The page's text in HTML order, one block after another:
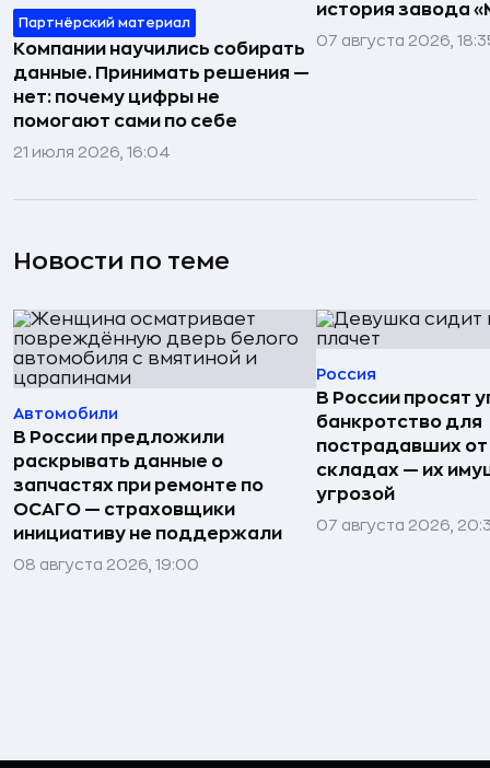
Партнёрский материал
Компании научились собирать
данные. Принимать решения —
нет: почему цифры не
помогают сами по себе
21 июля 2026, 16:04
история завода
07 августа 2026,
Новости по теме
Автомобили
В России предложили
раскрывать данные о
запчастях при ремонте по
ОСАГО — страховщики
инициативу не поддержали
08 августа 2026, 19:00
Россия
В России просят
банкротство для
пострадавших
складах — их
угрозой
07 августа 2026,